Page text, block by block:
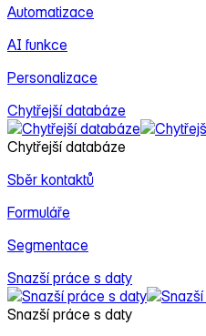
Automatizace
AI funkce
Personalizace
Chytřejší databáze
Chytřejší databáze
Sběr kontaktů
Formuláře
Segmentace
Snazší práce s daty
Snazší práce s daty